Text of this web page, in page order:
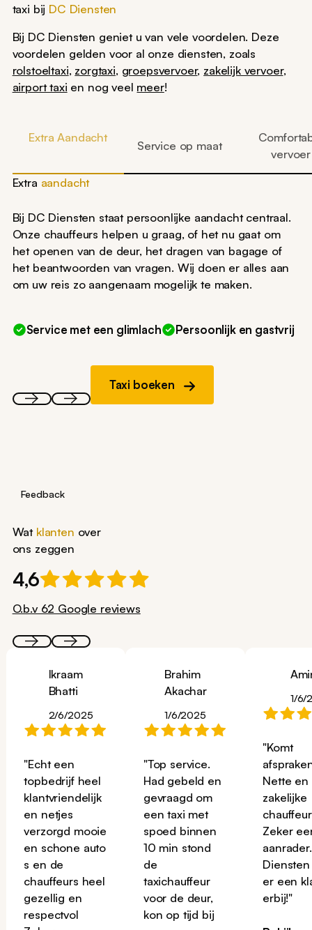
taxi bij DC Diensten
Bij DC Diensten geniet u van vele voordelen. Deze
voordelen gelden voor al onze diensten, zoals
rolstoeltaxi, zorgtaxi, groepsvervoer, zakelijk vervoer,
airport taxi en nog veel meer!
Extra Aandacht
Service op maat
vervoer
Extra aandacht
Bij DC Diensten staat persoonlijke aandacht centraal.
Onze chauffeurs helpen u graag, of het nu gaat om
het openen van de deur, het dragen van bagage of
het beantwoorden van vragen. Wij doen er alles aan
om uw reis zo aangenaam mogelijk te maken.
Service met een glimlach Persoonlijk en gastvrij
Taxi boeken
Feedback
Wat klanten over
ons zeggen
4,6
O.b.v 62 Google reviews
Ikraam
Bhatti
2/6/2025
"Echt een
topbedrijf heel
klantvriendelijk
en netjes
verzorgd mooie
en schone auto
s en de
chauffeurs heel
gezellig en
respectvol
Brahim
Akachar
1/6/2025
"Top service.
Had gebeld en
gevraagd om
een taxi met
spoed binnen
10 min stond
de
taxichauffeur
voor de deur,
kon op tijd bij
1/6/
"Komt
Nette en
zakelijke
Zeker
er een
erbij!"